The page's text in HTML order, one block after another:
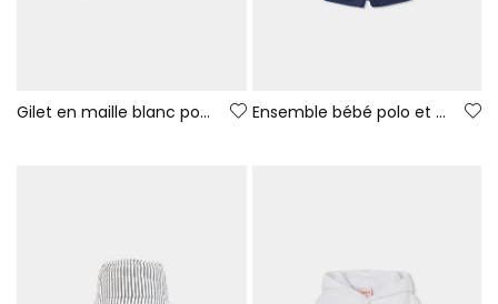
Gilet en maille blanc pour bébé Ensemble bébé polo et short bleu marine